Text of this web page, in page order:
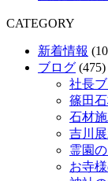
CATEGORY
新着情報
ブログ (475)
社長
篠田
石材
吉川
霊園
お寺